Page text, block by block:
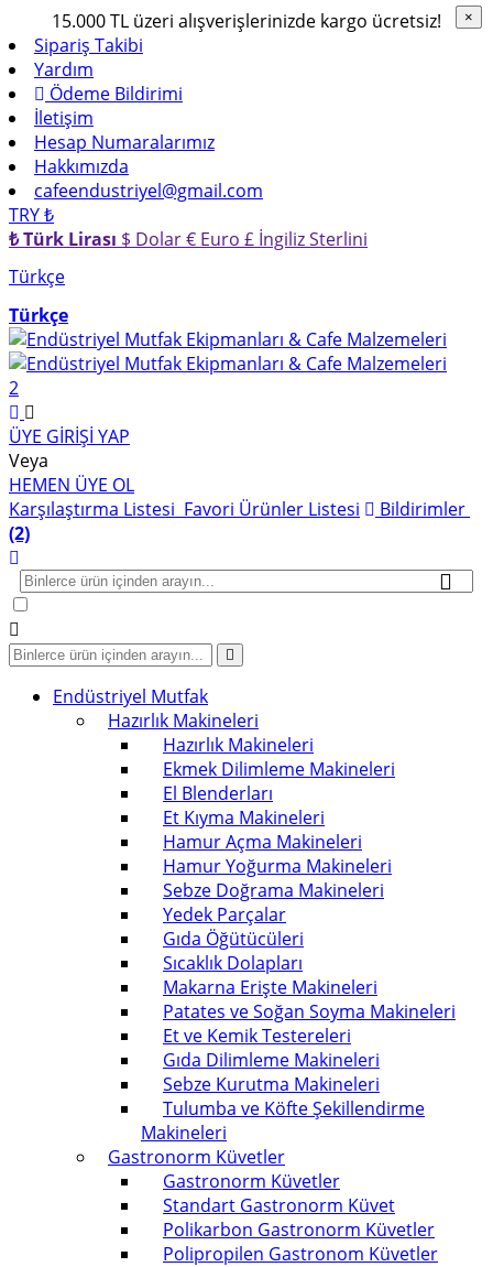
15.000 TL üzeri alışverişlerinizde kargo ücretsiz!
Sipariş Takibi
Yardım
Ödeme Bildirimi
İletişim
Hesap Numaralarımız
Hakkımızda
cafeendustriyel@gmail.com
TRY ₺
₺ Türk Lirası $ Dolar€ Euro £ İngiliz Sterlini
Türkçe
Türkçe
2
ÜYE GİRİŞİ YAP
Veya
HEMEN ÜYE OL
Karşılaştırma Listesi Favori Ürünler Listesi
Bildirimler
(2)
Endüstriyel Mutfak
Hazırlık Makineleri
Hazırlık Makineleri
Ekmek Dilimleme Makineleri
El Blenderları
Et Kıyma Makineleri
Hamur Açma Makineleri
Hamur Yoğurma Makineleri
Sebze Doğrama Makineleri
Yedek Parçalar
Gıda Öğütücüleri
Sıcaklık Dolapları
Makarna Erişte Makineleri
Patates ve Soğan Soyma Makineleri
Et ve Kemik Testereleri
Gıda Dilimleme Makineleri
Sebze Kurutma Makineleri
Tulumba ve Köfte Şekillendirme
Makineleri
Gastronorm Küvetler
Gastronorm Küvetler
Standart Gastronorm Küvet
Polikarbon Gastronorm Küvetler
Polipropilen Gastronom Küvetler
×
×